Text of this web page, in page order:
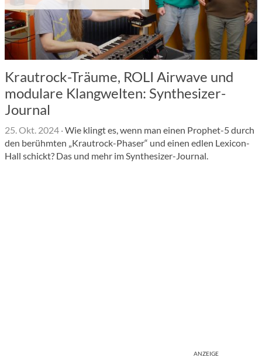
Krautrock-Träume, ROLI Airwave und
modulare Klangwelten: Synthesizer-
Journal
25. Okt. 2024 ·Wie klingt es, wenn man einen Prophet-5 durch
den berühmten „Krautrock-Phaser“ und einen edlen Lexicon-
Hall schickt? Das und mehr im Synthesizer-Journal.
ANZEIGE